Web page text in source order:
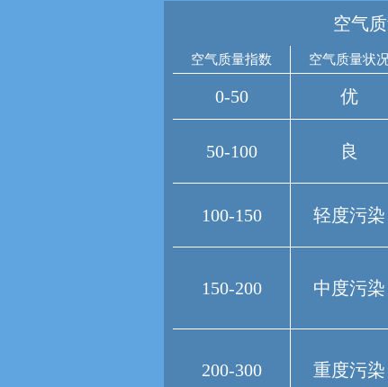
空气
空气质量指数 空气质量状
0-50 优
50-100 良
100-150 轻度污染
150-200 中度污染
200-300 重度污染